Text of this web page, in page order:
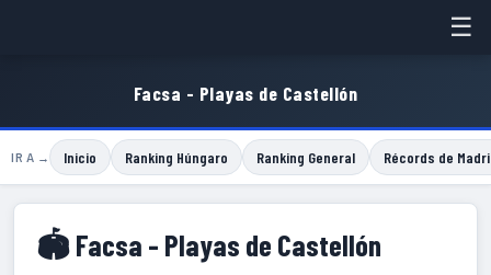
☰
Facsa - Playas de Castellón
IR A → Inicio Ranking Húngaro Ranking General Récords de
🏟 Facsa - Playas de Castellón